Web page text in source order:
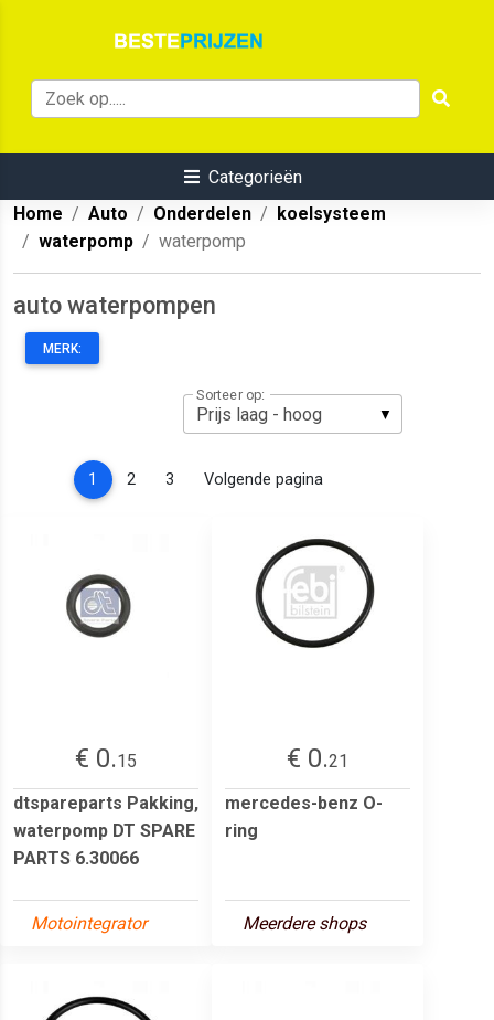
Categorieën
Home
Auto Onderdelen
koelsysteem
waterpomp
waterpomp
auto waterpompen
MERK:
Sorteer op:
1 (current)
2 3 Volgende pagina
€ 0.15
dtspareparts Pakking,
waterpomp DT SPARE
PARTS 6.30066
Motointegrator
€ 0.21
mercedes-benz O-
ring
Meerdere shops